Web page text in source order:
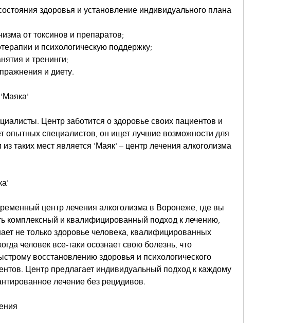
здоровья и установление индивидуального плана
от токсинов и препаратов;
и психологическую поддержку;
и тренинги;
и диету.
Центр заботится о здоровье своих пациентов и
опытных специалистов, он ищет лучшие возможности для
таких мест является 'Маяк' – центр лечения алкоголизма
центр лечения алкоголизма в Воронеже, где вы
комплексный и квалифицированный подход к лечению,
не только здоровье человека, квалифицированных
человек все-таки осознает свою болезнь, что
восстановлению здоровья и психологического
Центр предлагает индивидуальный подход к каждому
лечение без рецидивов.